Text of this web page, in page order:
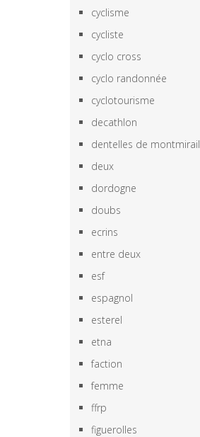
cyclisme
cycliste
cyclo cross
cyclo randonnée
cyclotourisme
decathlon
dentelles de montmirail
deux
dordogne
doubs
ecrins
entre deux
esf
espagnol
esterel
etna
faction
femme
ffrp
figuerolles